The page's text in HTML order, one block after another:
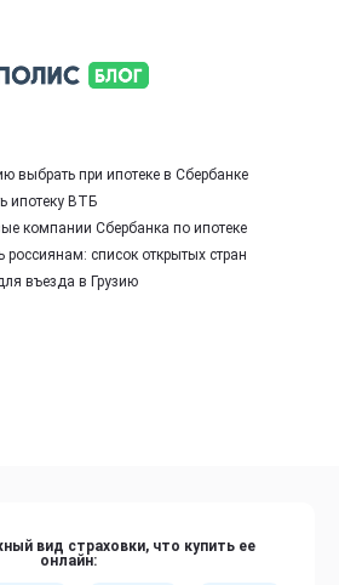
выбрать при ипотеке в Сбербанке
ипотеку ВТБ
компании Сбербанка по ипотеке
список открытых стран
въезда в Грузию
вид страховки, что купить ее
онлайн: